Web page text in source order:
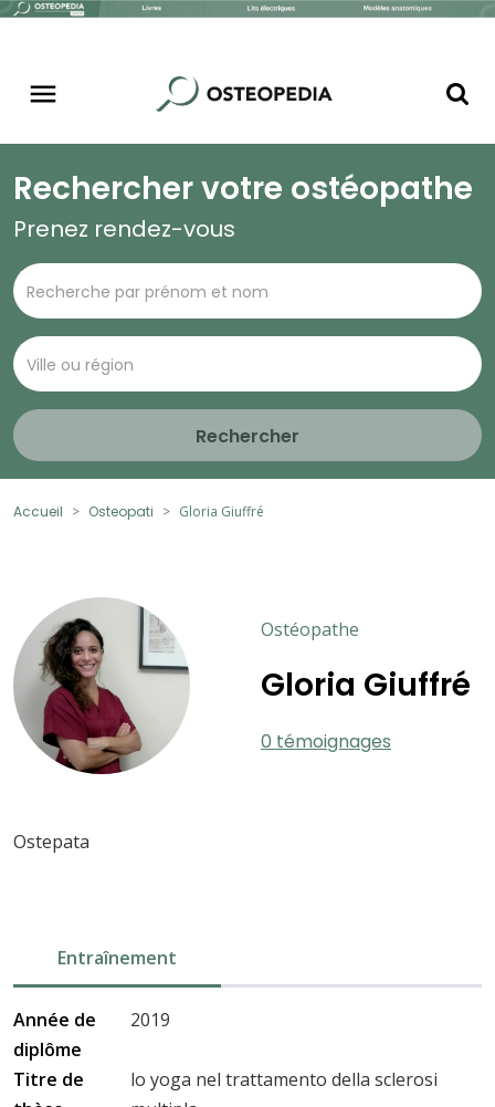
Rechercher votre ostéopathe
Prenez rendez-vous
Rechercher
Accueil Osteopati Gloria Giuffré
Ostéopathe
Gloria Giuffré
0 témoignages
Ostepata
Entraînement
Année de
diplôme
2019
Titre de
lo yoga nel trattamento della sclerosi